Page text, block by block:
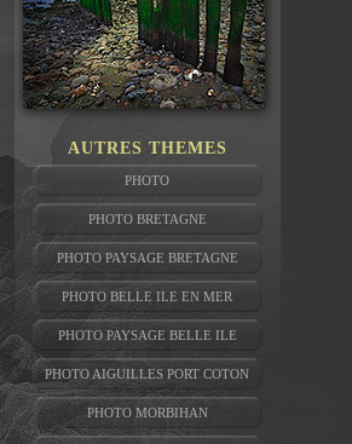
AUTRES THEMES
PHOTO
PHOTO BRETAGNE
PHOTO PAYSAGE BRETAGNE
PHOTO BELLE ILE EN MER
PHOTO PAYSAGE BELLE ILE
PHOTO AIGUILLES PORT COTON
PHOTO MORBIHAN